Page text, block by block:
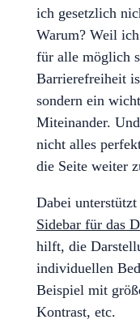
ich gesetzlich
Warum? Weil
für alle möglich
Barrierefreiheit
sondern ein
Miteinander.
nicht alles
die Seite weiter
Dabei
Sidebar für das
hilft, die
individuellen
Beispiel mit
Kontrast, etc.